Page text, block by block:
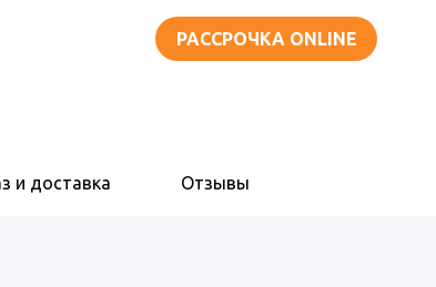
РАССРОЧКА ONLINE
и доставка Отзывы